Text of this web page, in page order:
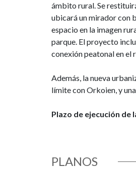
ámbito rural. Se
ubicará un mirador con
espacio en la imagen
parque. El proyecto
conexión peatonal en
Además, la nueva
límite con Orkoien, y
Plazo de ejecución de
PLANOS